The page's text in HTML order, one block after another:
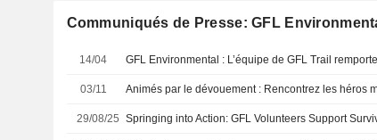
Communiqués de Presse: GFL
14/04
03/11
29/08/25 Springing into Action: GFL Volunteers Support